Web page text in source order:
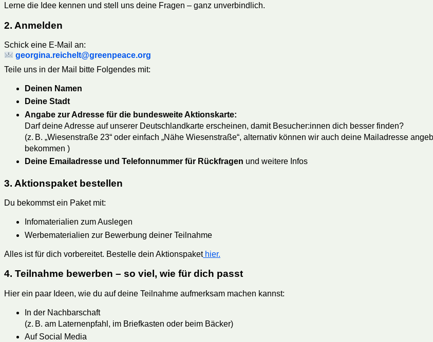
Lerne die Idee kennen und stell uns deine Fragen – ganz unverbindlich.
2. Anmelden
Schick eine E-Mail an:
georgina.reichelt@greenpeace.org
Teile uns in der Mail bitte Folgendes mit:
Deinen Namen
Deine Stadt
Angabe zur Adresse für die bundesweite Aktionskarte:
Darf deine Adresse auf unserer Deutschlandkarte erscheinen, damit Besucher:innen dich besser finden?
(z. B. „Wiesenstraße 23“ oder einfach „Nähe Wiesenstraße“, alternativ können wir auch deine Mailadresse
bekommen )
Deine Emailadresse und Telefonnummer für Rückfragen und weitere Infos
3. Aktionspaket bestellen
Du bekommst ein Paket mit:
Infomaterialien zum Auslegen
Werbematerialien zur Bewerbung deiner Teilnahme
Alles ist für dich vorbereitet. Bestelle dein Aktionspakethier.
4. Teilnahme bewerben – so viel, wie für dich passt
Hier ein paar Ideen, wie du auf deine Teilnahme aufmerksam machen kannst:
In der Nachbarschaft
(z. B. am Laternenpfahl, im Briefkasten oder beim Bäcker)
Auf Social Media